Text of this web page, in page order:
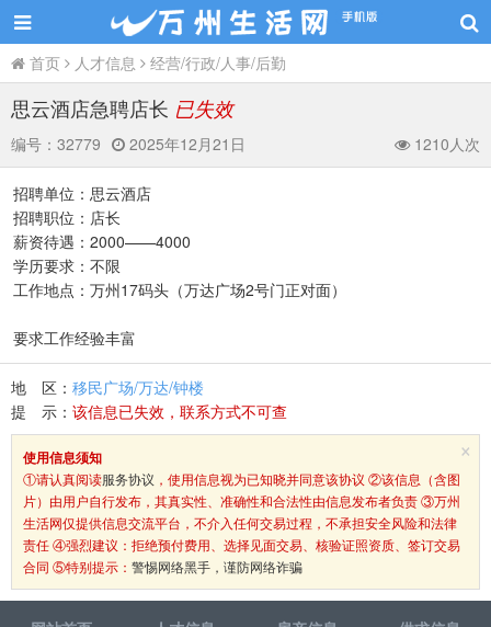
首页 人才信息 经营/行政/人事/后勤
思云酒店急聘店长 已失效
编号： 32779 2025年12月21日 1210人次
招聘单位：思云酒店
招聘职位：店长
薪资待遇：2000——4000
学历要求：不限
工作地点：万州17码头（万达广场2号门正对面）
要求工作经验丰富
地 区： 移民广场/万达/钟楼
提 示： 该信息已失效，联系方式不可查
×
使用信息须知
①请认真阅读服务协议 ，使用信息视为已知晓并同意该协议 ②该信息（含图
片）由用户自行发布，其真实性、准确性和合法性由信息发布者负责 ③万州
生活网仅提供信息交流平台，不介入任何交易过程，不承担安全风险和法律
责任 ④强烈建议：拒绝预付费用、选择见面交易、核验证照资质、签订交易
合同 ⑤特别提示： 警惕网络黑手，谨防网络诈骗